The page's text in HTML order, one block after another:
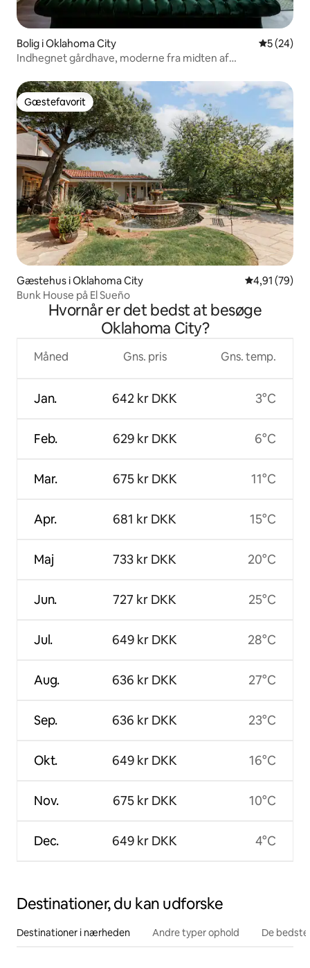
Bolig i Oklahoma City 5 ud af 5 i
5 (24)
Indhegnet gårdhave, moderne fra midten af
Gæstefavorit
Gæstefavorit
Gæstehus i Oklahoma City 4,91 ud af 5
4,91 (79)
Bunk House på El Sueño
Hvornår er det bedst at besøge
Oklahoma City?
Måned
Jan.
Feb.
Mar.
Apr.
Maj
Jun.
Jul.
Aug.
Sep.
Okt.
Nov.
Dec.
Gns. pris
642 kr DKK
629 kr DKK
675 kr DKK
681 kr DKK
733 kr DKK
727 kr DKK
649 kr DKK
636 kr DKK
636 kr DKK
649 kr DKK
675 kr DKK
649 kr DKK
Gns. temp.
3°C
6°C
11°C
15°C
20°C
25°C
28°C
27°C
23°C
16°C
10°C
4°C
Destinationer, du kan udforske
Destinationer i nærheden Andre typer ophold De